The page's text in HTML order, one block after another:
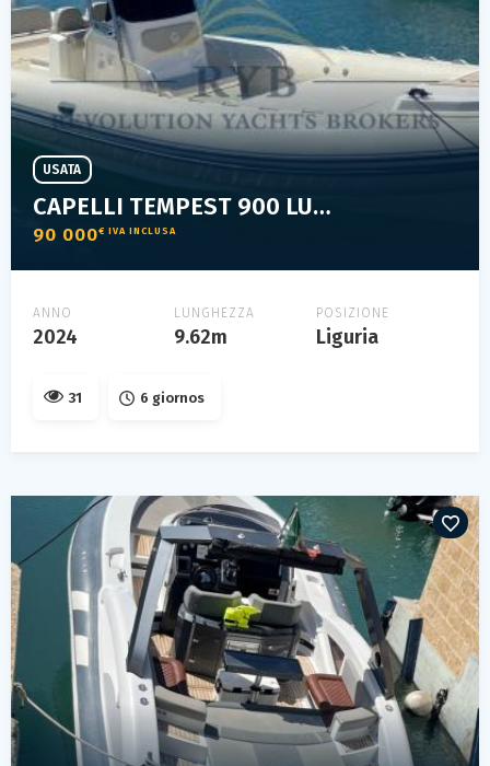
CAPELLI TEMPEST 900 LUXE
90 000€ IVA INCLUSA
USATA
ANNO
2024
LUNGHEZZA
9.62m
POSIZIONE
Liguria
31 6 giornos